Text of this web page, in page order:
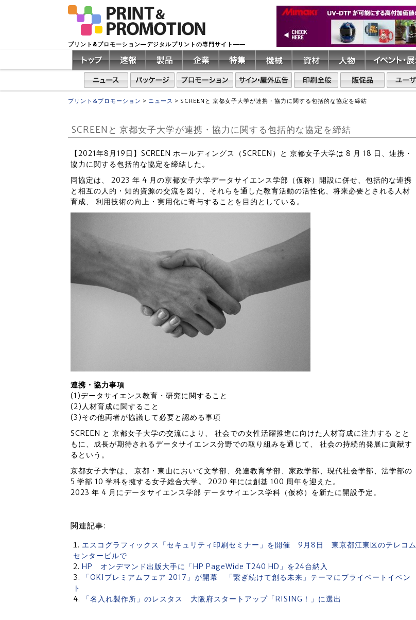
プリント&プロモーション―デジタルプリントの専門サイト――
プリント&プロモーション > ニュース > SCREENと 京都女子大学が連携・協力に関する包括的な協定を締結
SCREENと 京都女子大学が連携・協力に関する包括的な協定を締結
【2021年8月19日】SCREEN ホールディングス（SCREEN）と 京都女子大学は 8 月 18 日、連携・
協力に関する包括的な協定を締結した。
同協定は、 2023 年 4 月の京都女子大学データサイエンス学部（仮称）開設に併せ、包括的な連携
と相互の人的・知的資源の交流を図り、それらを通した教育活動の活性化、将来必要とされる人材
育成、 利用技術の向上・実用化に寄与することを目的としている。
連携・協力事項
(1)データサイエンス教育・研究に関すること
(2)人材育成に関すること
(3)その他両者が協議して必要と認める事項
SCREEN と 京都女子大学の交流により、 社会での女性活躍推進に向けた人材育成に注力する とと
もに、成長が期待されるデータサイエンス分野での取り組みを通じて、 社会の持続的発展に貢献す
るという。
京都女子大学は、 京都・東山において文学部、発達教育学部、家政学部、現代社会学部、法学部の
5 学部 10 学科を擁する女子総合大学。 2020 年には創基 100 周年を迎えた。
2023 年 4 月にデータサイエンス学部 データサイエンス学科（仮称）を新たに開設予定。
関連記事:
エスコグラフィックス「セキュリティ印刷セミナー」を開催 9月8日 東京都江東区のテレコム
センタービルで
HP オンデマンド出版大手に「HP PageWide T240 HD」を24台納入
「OKIプレミアムフェア 2017」が開幕 「繋ぎ続けて創る未来」テーマにプライベートイベン
ト
「名入れ製作所」のレスタス 大阪府スタートアップ「RISING！」に選出